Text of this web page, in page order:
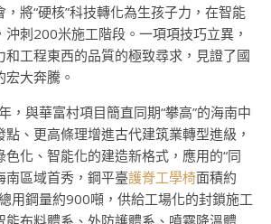
將“硬核”科技轉化為生孩子力，在智能
刺200米施工階段。一項項技巧立異，
和工程東西的品質的極致尋求，見證了國
大奔騰。
，與華富村項目簡直同期“攀高”的海南中
、更高條理增進古代建筑業轉型進級，
化、智能化的建造新格式，應用的“同
南區域首秀，鋼平臺護脊工學椅面積約
用鋼量約900噸，供給工場化的封鎖施工
能布料體系、外防護體系、噴霧降溫體